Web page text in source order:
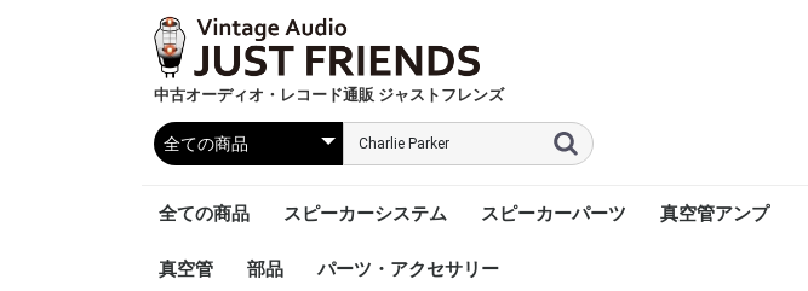
中古オーディオ・レコード通販 ジャストフレンズ
全ての商品 スピーカーシステム スピーカーパーツ 真空管アンプ
真空管 部品 パーツ・アクセサリー